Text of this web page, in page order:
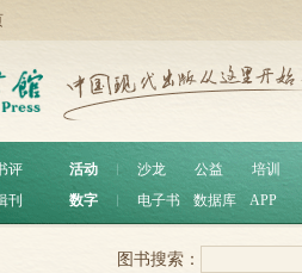
评
刊
活动 沙龙 公益
培训
数字
电子书 数据库 APP
图书搜索：